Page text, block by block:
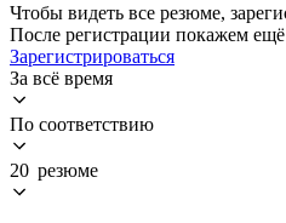
Чтобы видеть все резюме,
После регистрации покажем
Зарегистрироваться
За всё время
По соответствию
20 резюме